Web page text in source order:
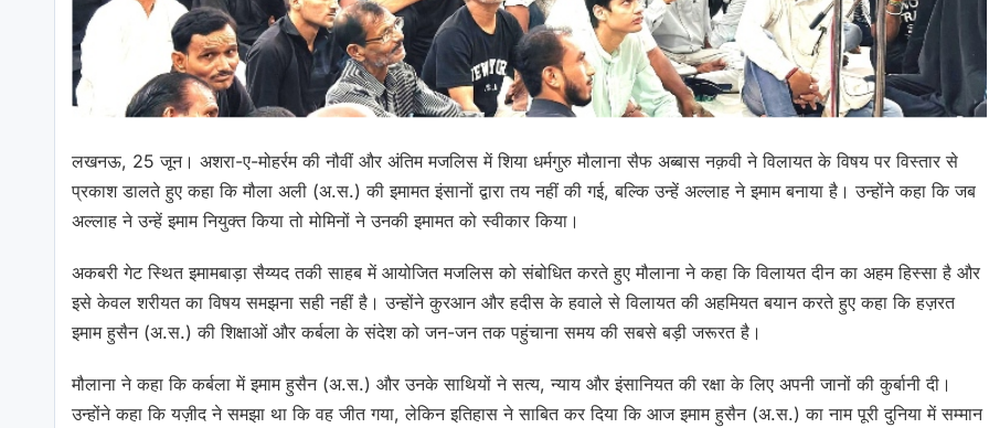
लखनऊ, 25 जून। अशरा-ए-मोहर्रम की नौवीं और अंतिम मजलिस में शिया धर्मगुरु मौलाना सैफ अब्बास नक़वी ने विलायत के विषय पर विस्तार से
प्रकाश डालते हुए कहा कि मौला अली (अ.स.) की इमामत इंसानों द्वारा तय नहीं की गई, बल्कि उन्हें अल्लाह ने इमाम बनाया है। उन्होंने कहा कि जब
अल्लाह ने उन्हें इमाम नियुक्त किया तो मोमिनों ने उनकी इमामत को स्वीकार किया।
अकबरी गेट स्थित इमामबाड़ा सैय्यद तकी साहब में आयोजित मजलिस को संबोधित करते हुए मौलाना ने कहा कि विलायत दीन का अहम हिस्सा है और
इसे केवल शरीयत का विषय समझना सही नहीं है। उन्होंने कुरआन और हदीस के हवाले से विलायत की अहमियत बयान करते हुए कहा कि हज़रत
इमाम हुसैन (अ.स.) की शिक्षाओं और कर्बला के संदेश को जन-जन तक पहुंचाना समय की सबसे बड़ी जरूरत है।
मौलाना ने कहा कि कर्बला में इमाम हुसैन (अ.स.) और उनके साथियों ने सत्य, न्याय और इंसानियत की रक्षा के लिए अपनी जानों की कुर्बानी दी।
उन्होंने कहा कि यज़ीद ने समझा था कि वह जीत गया, लेकिन इतिहास ने साबित कर दिया कि आज इमाम हुसैन (अ.स.) का नाम पूरी दुनिया में सम्मान